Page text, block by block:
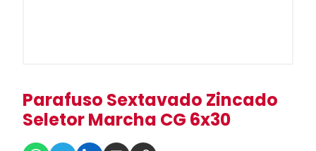
Parafuso Sextavado Zincado
Seletor Marcha CG 6x30